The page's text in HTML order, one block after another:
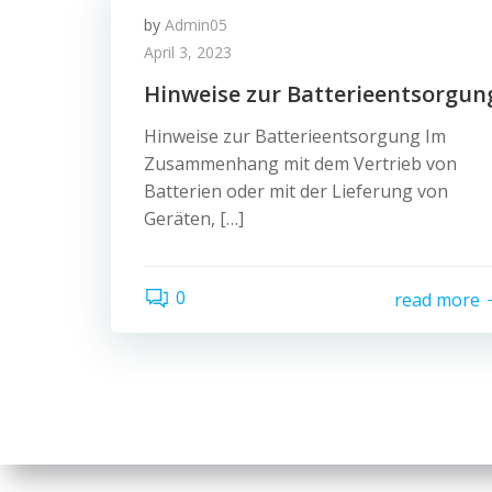
by Admin05
April 3, 2023
Hinweise zur
Hinweise zur Batterieentsorgung Im
Zusammenhang mit dem Vertrieb von
Batterien oder mit der Lieferung von
Geräten, […]
0 read more